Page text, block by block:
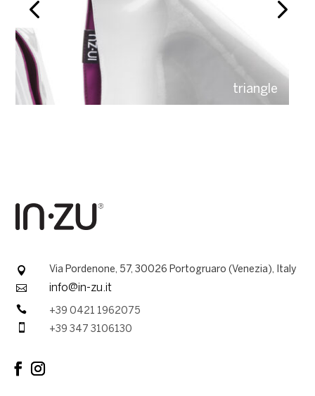
triangle
 Via Pordenone, 57, 30026 Portogruaro (Venezia), Italy

info@in-zu.it

+39 0421 1962075
 +39 347 3106130